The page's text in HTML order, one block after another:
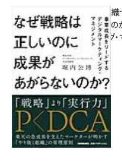
成果を生む組
があがらないの
マーケティング
8月7日 10:00